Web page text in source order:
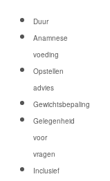
Duur
Anamnese
voeding
Opstellen
advies
Gewichtsbepaling
Gelegenheid
voor
vragen
Inclusief